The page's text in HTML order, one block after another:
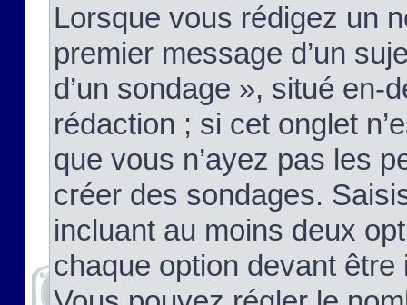
Lorsque vous rédigez un
premier message d’un
d’un sondage », situé en-
rédaction ; si cet onglet
que vous n’ayez pas les
créer des sondages.
incluant au moins deux
chaque option devant